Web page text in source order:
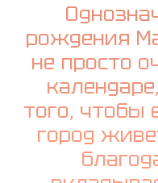
рождения
не просто
того, чтобы
город